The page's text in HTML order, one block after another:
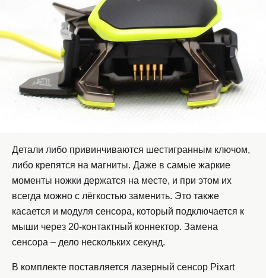
Детали либо привинчиваются шестигранным ключом,
либо крепятся на магниты. Даже в самые жаркие
моменты ножки держатся на месте, и при этом их
всегда можно с лёгкостью заменить. Это также
касается и модуля сенсора, который подключается к
мыши через 20-контактный коннектор. Замена
сенсора – дело нескольких секунд.
В комплекте поставляется лазерный сенсор Pixart